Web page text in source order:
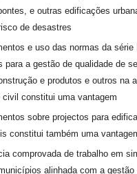
e outras edificações
de desastres
e uso das normas da série
para a gestão de qualidade de
e produtos e outros na
civil constitui uma vantagem
sobre projectos para
constitui também uma
comprovada de trabalho em
alinhada com a gestão